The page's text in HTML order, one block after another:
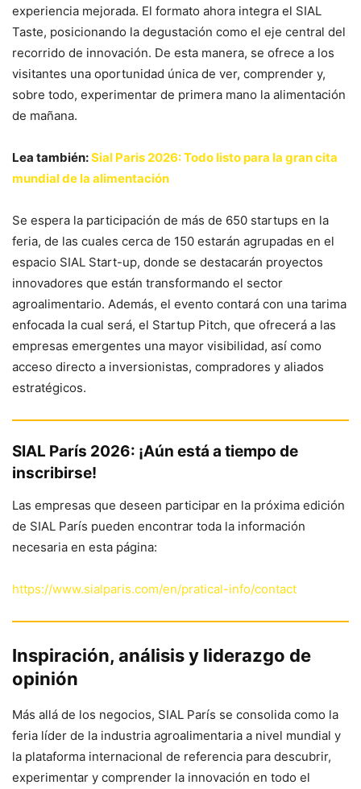
experiencia mejorada. El formato ahora integra el SIAL
Taste, posicionando la degustación como el eje central del
recorrido de innovación. De esta manera, se ofrece a los
visitantes una oportunidad única de ver, comprender y,
sobre todo, experimentar de primera mano la alimentación
de mañana.
Lea también:Sial Paris 2026: Todo listo para la gran cita
mundial de la alimentación
Se espera la participación de más de 650 startups en la
feria, de las cuales cerca de 150 estarán agrupadas en el
espacio SIAL Start-up, donde se destacarán proyectos
innovadores que están transformando el sector
agroalimentario. Además, el evento contará con una tarima
enfocada la cual será, el Startup Pitch, que ofrecerá a las
empresas emergentes una mayor visibilidad, así como
acceso directo a inversionistas, compradores y aliados
estratégicos.
SIAL París 2026: ¡Aún está a tiempo de
inscribirse!
Las empresas que deseen participar en la próxima edición
de SIAL París pueden encontrar toda la información
necesaria en esta página:
https://www.sialparis.com/en/pratical-info/contact
Inspiración, análisis y liderazgo de
opinión
Más allá de los negocios, SIAL París se consolida como la
feria líder de la industria agroalimentaria a nivel mundial y
la plataforma internacional de referencia para descubrir,
experimentar y comprender la innovación en todo el